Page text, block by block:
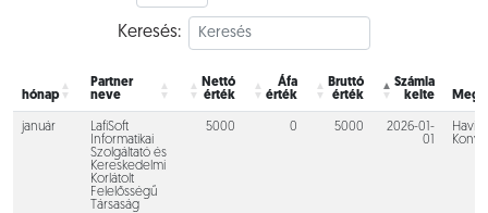
Keresés:
hónap
Partner
neve
Nettó
érték
Áfa
érték
Bruttó
érték
Számla
kelte
hónap
Partner
neve
Nettó
érték
Áfa
érték
Bruttó
érték
Számla
kelte
január
LafiSoft
Informatikai
Szolgáltató és
Kereskedelmi
Korlátolt
Felelősségű
Társaság
5000 0 5000
2026-01-
01
Havi